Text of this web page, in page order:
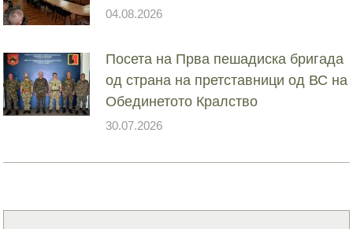
04.08.2026
Посета на Прва пешадиска бригада
од страна на претставници од ВС на
Обединетото Кралство
30.07.2026